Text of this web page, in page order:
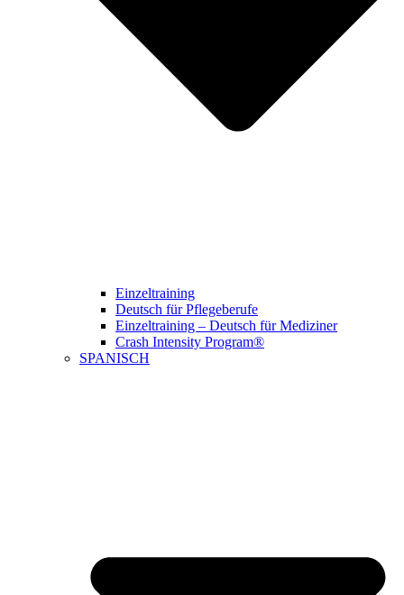
Einzeltraining
Deutsch für Pflegeberufe
Einzeltraining – Deutsch für Mediziner
Crash Intensity Program®
SPANISCH